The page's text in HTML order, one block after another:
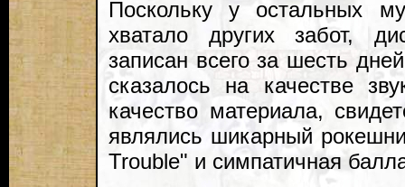
Поскольку у остальных
хватало других забот,
записан всего за шесть
сказалось на качестве
качество материала,
являлись шикарный
Trouble" и симпатичная